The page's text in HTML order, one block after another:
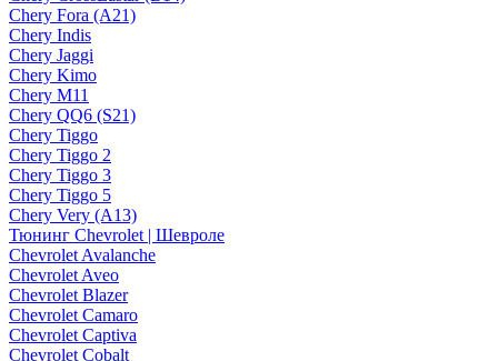
Chery Fora (A21)
Chery Indis
Chery Jaggi
Chery Kimo
Chery M11
Chery QQ6 (S21)
Chery Tiggo
Chery Tiggo 2
Chery Tiggo 3
Chery Tiggo 5
Chery Very (A13)
Тюнинг Chevrolet | Шевроле
Chevrolet Avalanche
Chevrolet Aveo
Chevrolet Blazer
Chevrolet Camaro
Chevrolet Captiva
Chevrolet Cobalt